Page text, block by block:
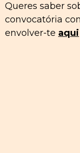
Queres saber
convocatória
envolver-te aqui